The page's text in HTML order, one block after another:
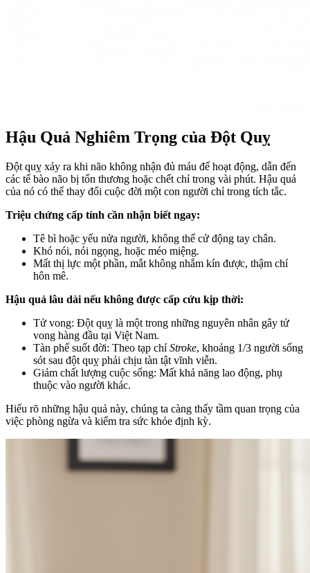
Hậu Quả Nghiêm Trọng của Đột Quỵ
Đột quỵ xảy ra khi não không nhận đủ máu để hoạt động, dẫn đến
các tế bào não bị tổn thương hoặc chết chỉ trong vài phút. Hậu quả
của nó có thể thay đổi cuộc đời một con người chỉ trong tích tắc.
Triệu chứng cấp tính cần nhận biết ngay:
Tê bì hoặc yếu nửa người, không thể cử động tay chân.
Khó nói, nói ngọng, hoặc méo miệng.
Mất thị lực một phần, mắt không nhắm kín được, thậm chí
hôn mê.
Hậu quả lâu dài nếu không được cấp cứu kịp thời:
Tử vong: Đột quỵ là một trong những nguyên nhân gây tử
vong hàng đầu tại Việt Nam.
Tàn phế suốt đời: Theo tạp chíStroke, khoảng 1/3 người sống
sót sau đột quỵ phải chịu tàn tật vĩnh viễn.
Giảm chất lượng cuộc sống: Mất khả năng lao động, phụ
thuộc vào người khác.
Hiểu rõ những hậu quả này, chúng ta càng thấy tầm quan trọng của
việc phòng ngừa và kiểm tra sức khỏe định kỳ.